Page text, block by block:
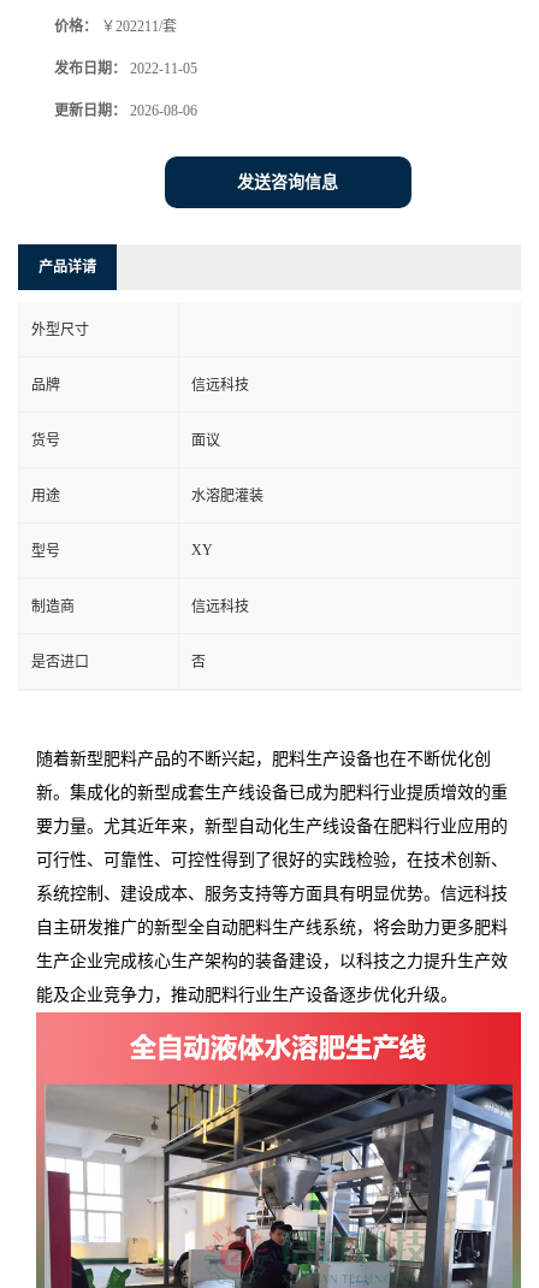
价格： ￥202211/套
发布日期： 2022-11-05
更新日期： 2026-08-06
发送咨询信息
产品详请
外型尺寸
品牌 信远科技
货号 面议
用途 水溶肥灌装
型号 XY
制造商 信远科技
是否进口 否
随着新型肥料产品的不断兴起，肥料生产设备也在不断优化创
新。集成化的新型成套生产线设备已成为肥料行业提质增效的重
要力量。尤其近年来，新型自动化生产线设备在肥料行业应用的
可行性、可靠性、可控性得到了很好的实践检验，在技术创新、
系统控制、建设成本、服务支持等方面具有明显优势。信远科技
自主研发推广的新型全自动肥料生产线系统，将会助力更多肥料
生产企业完成核心生产架构的装备建设，以科技之力提升生产效
能及企业竞争力，推动肥料行业生产设备逐步优化升级。